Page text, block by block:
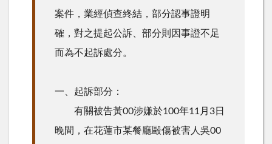
案件，業經偵查終結，部分認事證明
確，對之提起公訴、部分則因事證不足
而為不起訴處分。
一、起訴部分：
有關被告黃00涉嫌於100年11月3日
晚間，在花蓮市某餐廳毆傷被害人吳00